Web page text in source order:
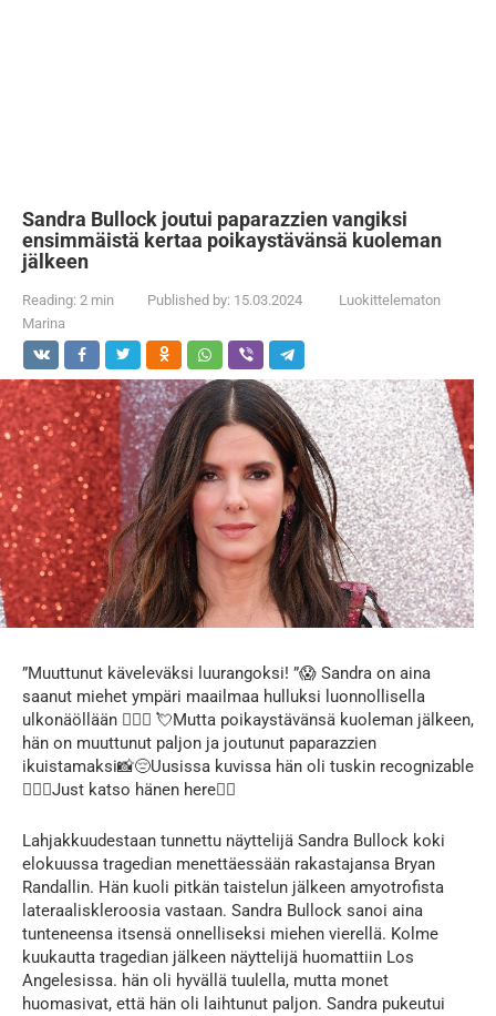
Sandra Bullock joutui paparazzien vangiksi
ensimmäistä kertaa poikaystävänsä kuoleman
jälkeen
Reading: 2 min Published by: 15.03.2024
Luokittelematon
Marina
”Muuttunut käveleväksi luurangoksi! ”😱 Sandra on aina
saanut miehet ympäri maailmaa hulluksi luonnollisella
ulkonäöllään 👩‍❤️‍👨 💘Mutta poikaystävänsä kuoleman jälkeen,
hän on muuttunut paljon ja joutunut paparazzien
ikuistamaksi📸😔Uusissa kuvissa hän oli tuskin recognizable
🤦🏻‍♀️Just katso hänen here👇🏻
Lahjakkuudestaan tunnettu näyttelijä Sandra Bullock koki
elokuussa tragedian menettäessään rakastajansa Bryan
Randallin. Hän kuoli pitkän taistelun jälkeen amyotrofista
lateraaliskleroosia vastaan. Sandra Bullock sanoi aina
tunteneensa itsensä onnelliseksi miehen vierellä. Kolme
kuukautta tragedian jälkeen näyttelijä huomattiin Los
Angelesissa. hän oli hyvällä tuulella, mutta monet
huomasivat, että hän oli laihtunut paljon. Sandra pukeutui